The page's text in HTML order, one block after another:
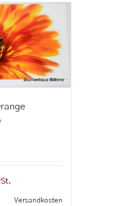
Versandkosten